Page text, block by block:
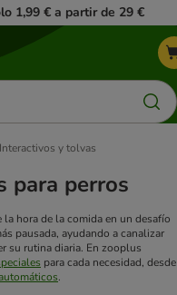
1,99 € a partir de 29 €
Interactivos y tolvas
para perros
la hora de la comida en un desafío
pausada, ayudando a canalizar
su rutina diaria. En zooplus
para cada necesidad, desde
.